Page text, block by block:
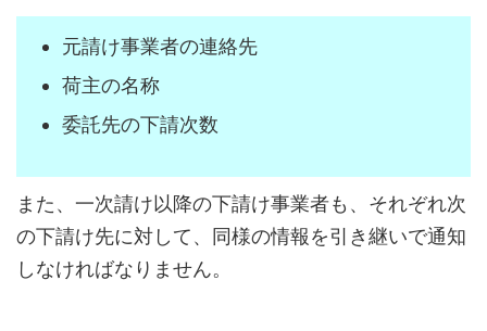
元請け事業者の連絡先
荷主の名称
委託先の下請次数
また、一次請け以降の下請け事業者も、それぞれ次
の下請け先に対して、同様の情報を引き継いで通知
しなければなりません。